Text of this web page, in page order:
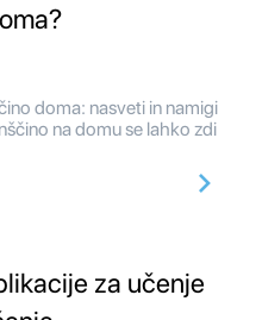
doma: nasveti in namigi
na domu se lahko zdi
za učenje